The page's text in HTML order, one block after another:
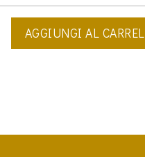
AGGIUNGI AL